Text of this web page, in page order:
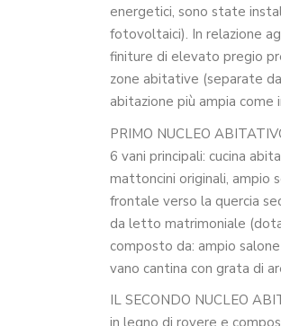
energetici, sono state
fotovoltaici). In relazione
finiture di elevato pregio
zone abitative (separate
abitazione più ampia come
PRIMO NUCLEO
6 vani principali: cucina
mattoncini originali, ampio
frontale verso la quercia
da letto matrimoniale
composto da: ampio
vano cantina con grata di
IL SECONDO NUCLEO